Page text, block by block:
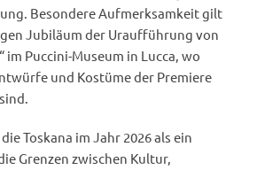
Besondere Aufmerksamkeit gilt
Jubiläum der Uraufführung von
im Puccini-Museum in Lucca, wo
und Kostüme der Premiere
Toskana im Jahr 2026 als ein
Grenzen zwischen Kultur,